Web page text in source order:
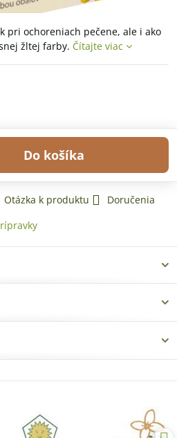
pri ochoreniach pečene, ale i ako
žltej farby. Čítajte viac
Do košíka
Otázka k produktu
Doručenia